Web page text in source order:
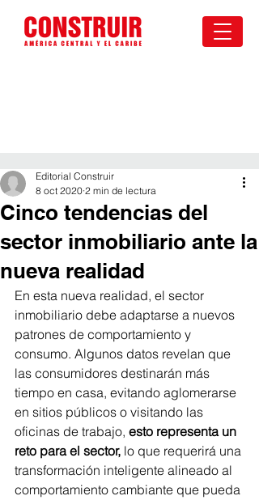
Cinco tendencias del
sector inmobiliario ante la
nueva realidad
Editorial Construir
8 oct 2020 2 min de lectura
En esta nueva realidad, el sector
inmobiliario debe adaptarse a nuevos
patrones de comportamiento y
consumo. Algunos datos revelan que
las consumidores destinarán más
tiempo en casa, evitando aglomerarse
en sitios públicos o visitando las
oficinas de trabajo, esto representa un
reto para el sector, lo que requerirá una
transformación inteligente alineado al
comportamiento cambiante que pueda